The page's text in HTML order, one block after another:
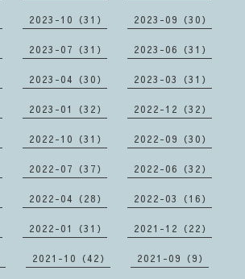
2023-10（31） 2023-09（30）
2023-07（31） 2023-06（31）
2023-04（30） 2023-03（31）
2023-01（32） 2022-12（32）
2022-10（31） 2022-09（30）
2022-07（37） 2022-06（32）
2022-04（28） 2022-03（16）
2022-01（31） 2021-12（22）
2021-10（42） 2021-09（9）